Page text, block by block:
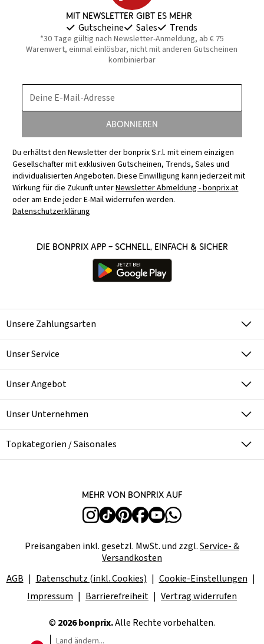
Mit Newsletter gibt es mehr
Gutscheine Sales Trends
*30 Tage gültig nach Newsletter-Anmeldung, ab € 75
Warenwert, einmal einlösbar, nicht mit anderen Gutscheinen
kombinierbar
Deine E-Mail-Adresse
Abonnieren
Du erhältst den Newsletter der bonprix S.r.l. mit einem einzigen
Gesellschafter mit exklusiven Gutscheinen, Trends, Sales und
individualisierten Angeboten. Diese Einwilligung kann jederzeit mit
Wirkung für die Zukunft unterNewsletter Abmeldung - bonprix.at
oder am Ende jeder E-Mail widerrufen werden.
Datenschutzerklärung
Die bonprix App – schnell, einfach & sicher
Unsere Zahlungsarten
Unser Service
Unser Angebot
Unser Unternehmen
Topkategorien / Saisonales
Mehr von bonprix auf
Preisangaben inkl. gesetzl. MwSt. und zzgl.Service- &
Versandkosten
AGB
Datenschutz (inkl. Cookies)
Cookie-Einstellungen
Impressum
Barrierefreiheit Vertrag widerrufen
© 2026 bonprix.Alle Rechte vorbehalten.
Land ändern...